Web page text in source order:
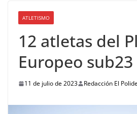
ATLETISMO
12 atletas del
Europeo sub23
11 de julio de 2023 Redacción El